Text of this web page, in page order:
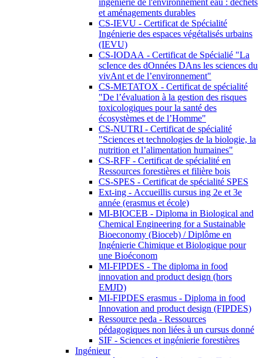
ingénierie de l'environnement eau : déchets
et aménagements durables
CS-IEVU - Certificat de Spécialité
Ingénierie des espaces végétalisés urbains
(IEVU)
CS-IODAA - Certificat de Spécialié "La
scIence des dOnnées DAns les sciences du
vivAnt et de l’environnement"
CS-METATOX - Certificat de spécialité
"De l’évaluation à la gestion des risques
toxicologiques pour la santé des
écosystèmes et de l’Homme"
CS-NUTRI - Certificat de spécialité
"Sciences et technologies de la biologie, la
nutrition et l’alimentation humaines"
CS-RFF - Certificat de spécialité en
Ressources forestières et filière bois
CS-SPES - Certificat de spécialité SPES
Ext-ing - Accueillis cursus ing 2e et 3e
année (erasmus et école)
MI-BIOCEB - Diploma in Biological and
Chemical Engineering for a Sustainable
Bioeconomy (Bioceb) / Diplôme en
Ingénierie Chimique et Biologique pour
une Bioéconom
MI-FIPDES - The diploma in food
innovation and product design (hors
EMJD)
MI-FIPDES erasmus - Diploma in food
Innovation and product design (FIPDES)
Ressource peda - Ressources
pédagogiques non liées à un cursus donné
SIF - Sciences et ingénierie forestières
Ingénieur